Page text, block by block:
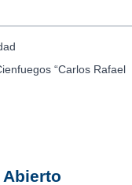
“Carlos Rafael
Abierto